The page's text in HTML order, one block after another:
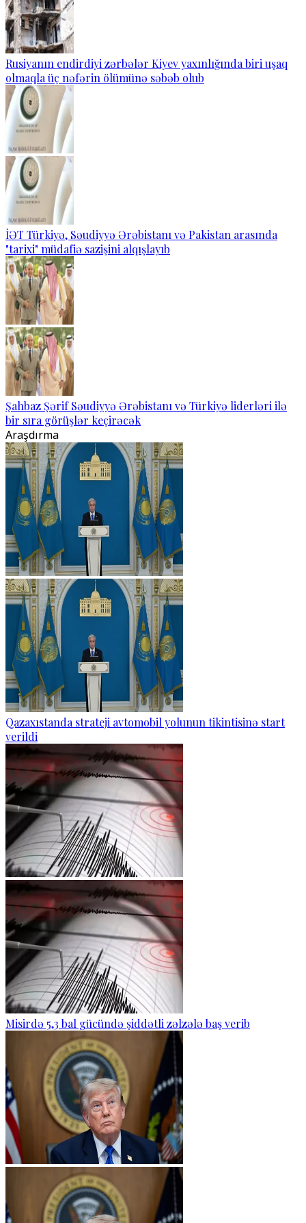
Rusiyanın endirdiyi zərbələr Kiyev yaxınlığında biri uşaq
olmaqla üç nəfərin ölümünə səbəb olub
İƏT Türkiyə, Səudiyyə Ərəbistanı və Pakistan arasında
"tarixi" müdafiə sazişini alqışlayıb
Şahbaz Şərif Səudiyyə Ərəbistanı və Türkiyə liderləri ilə
bir sıra görüşlər keçirəcək
Araşdırma
Qazaxıstanda strateji avtomobil yolunun tikintisinə start
verildi
Misirdə 5,3 bal gücündə şiddətli zəlzələ baş verib